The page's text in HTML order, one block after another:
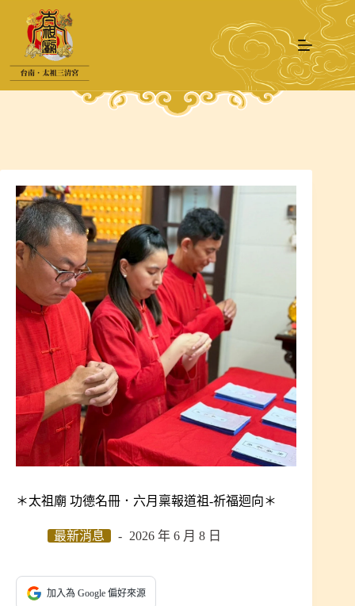
要
＊太祖廟 功德名冊．六月稟報道祖-祈福迴向＊
最新消息 2026 年 6 月 8 日
加入為 Google 偏好來源